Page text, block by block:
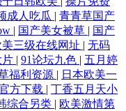
成人吃瓜 | 青青草国产
| 国产美女被草 | 国产
美三级在线网址 | 无码
片 | 91论坛九色 | 五月婷
福利资源 | 日本欧美一
方下载 | 丁香五月天小
综合另类 | 欧美激情第